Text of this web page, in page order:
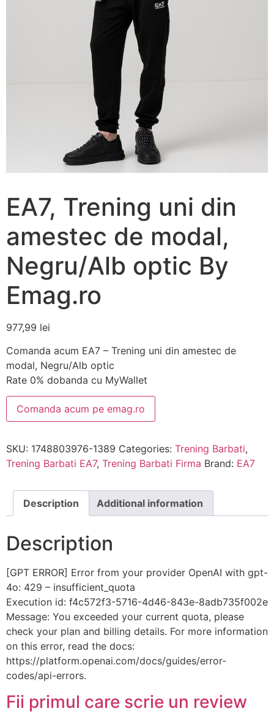
EA7, Trening uni din
amestec de modal,
Negru/Alb optic By
Emag.ro
977,99 lei
Comanda acum EA7 – Trening uni din amestec de
modal, Negru/Alb optic
Rate 0% dobanda cu MyWallet
Comanda acum pe emag.ro
SKU: 1748803976-1389 Categories: Trening Barbati,
Trening Barbati EA7, Trening Barbati Firma Brand: EA7
Description Additional information
Description
[GPT ERROR] Error from your provider OpenAI with gpt-
4o: 429 – insufficient_quota
Execution id: f4c572f3-5716-4d46-843e-8adb735f002e
Message: You exceeded your current quota, please
check your plan and billing details. For more information
on this error, read the docs:
https://platform.openai.com/docs/guides/error-
codes/api-errors.
Fii primul care scrie un review